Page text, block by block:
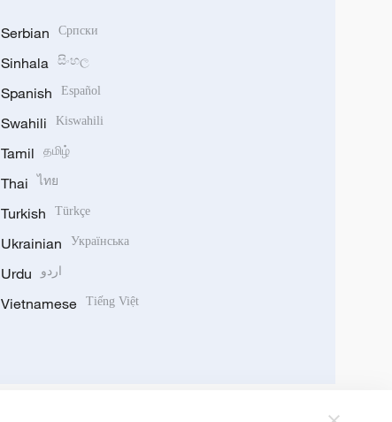
Serbian Српски
Sinhala සිංහල
Spanish Español
Swahili Kiswahili
Tamil தமிழ்
Thai ไทย
Turkish Türkçe
Ukrainian Українська
Urdu اردو
Vietnamese Tiếng Việt